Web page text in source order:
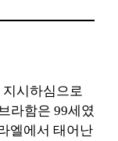
시하심으로
라함은 99세였
엘에서 태어난